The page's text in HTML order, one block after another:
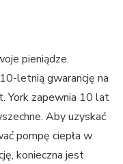
pieniądze.
letnią gwarancję na
York zapewnia 10 lat
Aby uzyskać
pompę ciepła w
konieczna jest